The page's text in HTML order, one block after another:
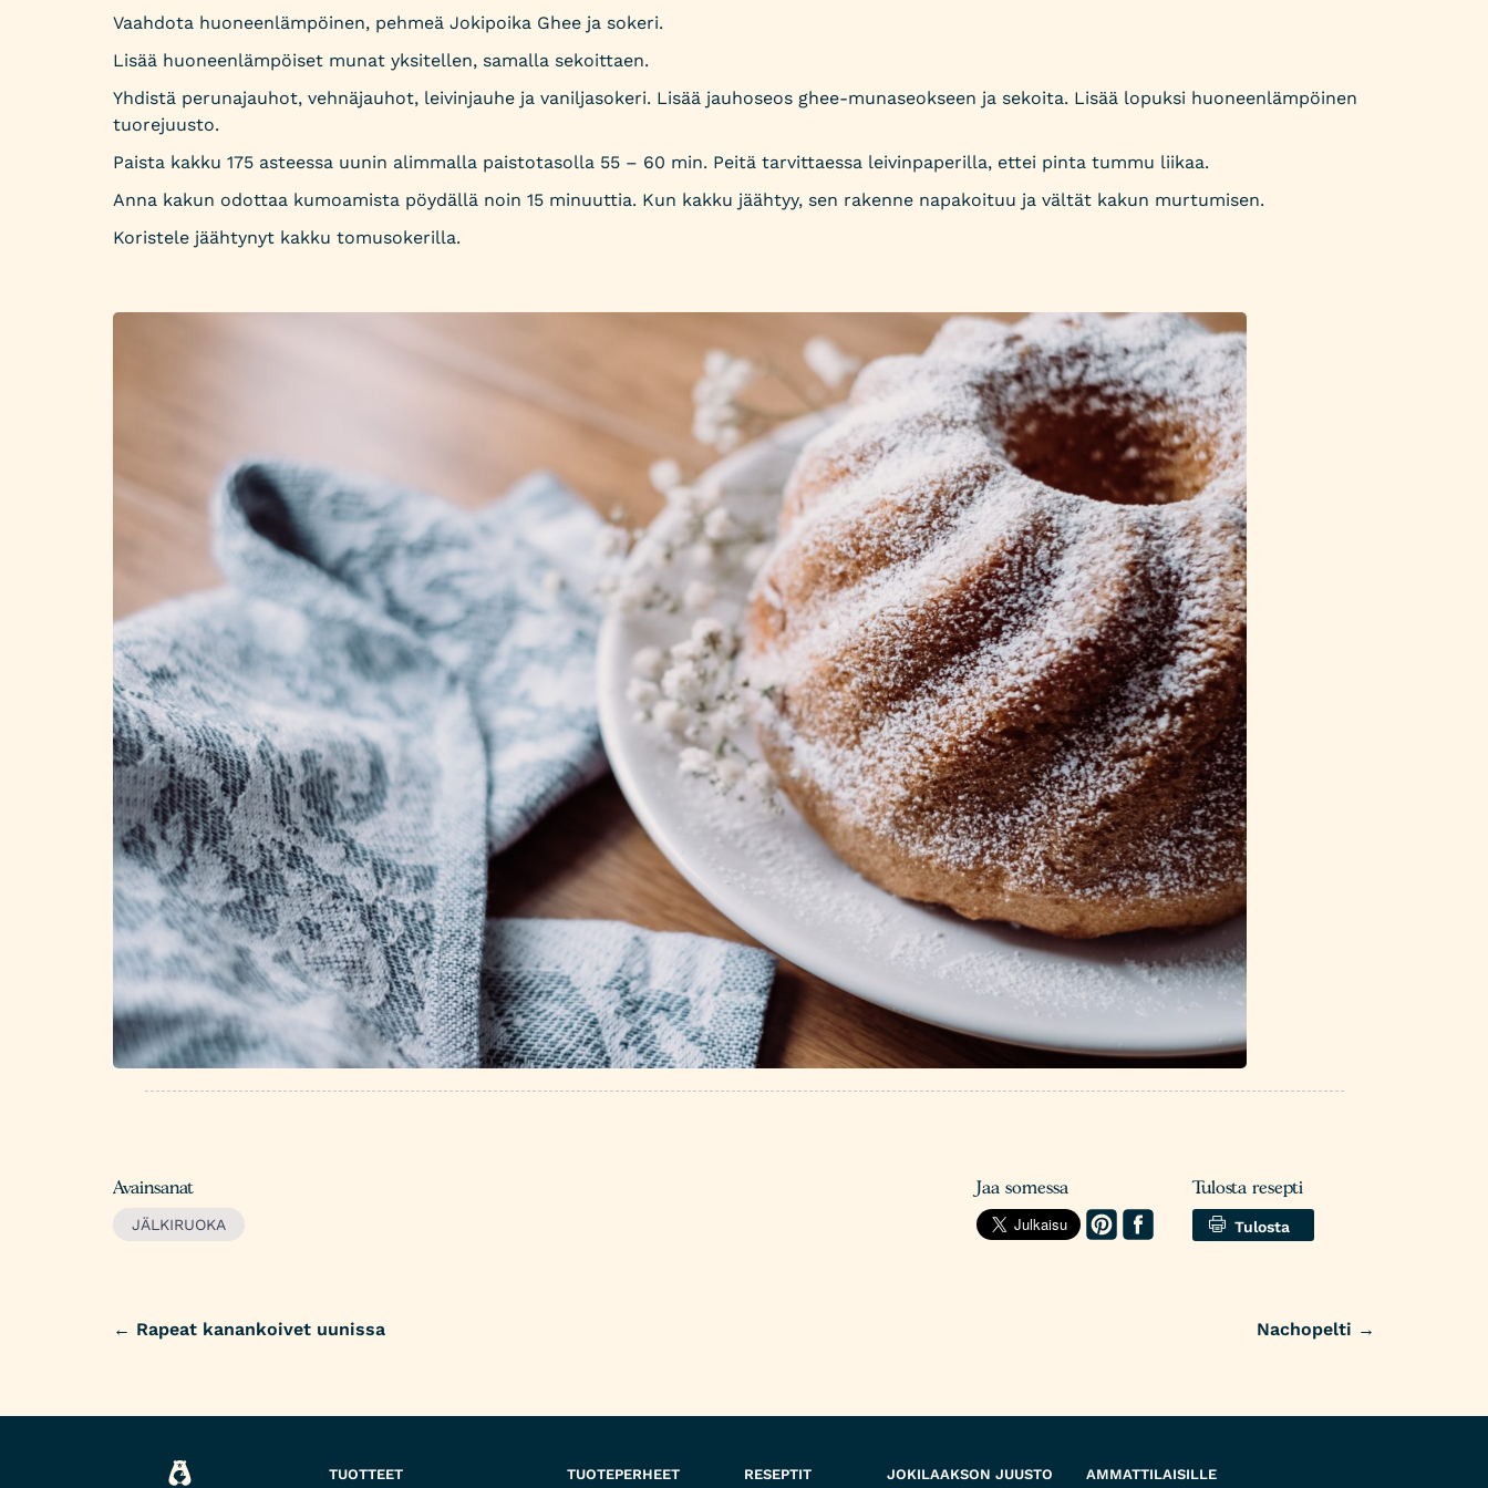
Vaahdota huoneenlämpöinen, pehmeä Jokipoika Ghee ja sokeri.
Lisää huoneenlämpöiset munat yksitellen, samalla sekoittaen.
Yhdistä perunajauhot, vehnäjauhot, leivinjauhe ja vaniljasokeri. Lisää jauhoseos ghee-munaseokseen ja sekoita. Lisää lopuksi huoneenlämpöinen
tuorejuusto.
Paista kakku 175 asteessa uunin alimmalla paistotasolla 55 – 60 min. Peitä tarvittaessa leivinpaperilla, ettei pinta tummu liikaa.
Anna kakun odottaa kumoamista pöydällä noin 15 minuuttia. Kun kakku jäähtyy, sen rakenne napakoituu ja vältät kakun murtumisen.
Koristele jäähtynyt kakku tomusokerilla.
Avainsanat
JÄLKIRUOKA
Jaa somessa Tulosta resepti
Tulosta
Post
← Rapeat kanankoivet uunissa Nachopelti →
TUOTTEET TUOTEPERHEET RESEPTIT JOKILAAKSON JUUSTO AMMATTILAISILLE